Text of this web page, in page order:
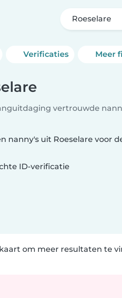
Roeselare
Verificaties Meer
vertrouwde
nanny's uit Roeselare voor
ID-verificatie
om meer resultaten te